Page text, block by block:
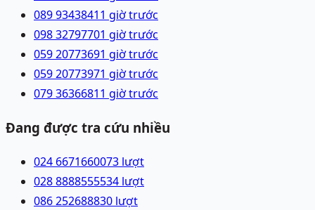
089 93438411 giờ trước
098 32797701 giờ trước
059 20773691 giờ trước
059 20773971 giờ trước
079 36366811 giờ trước
Đang được tra cứu nhiều
024 6671660073 lượt
028 8888555534 lượt
086 252688830 lượt